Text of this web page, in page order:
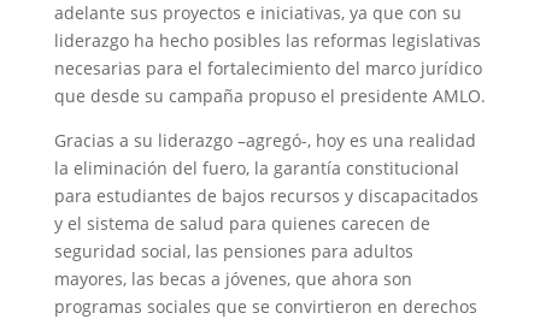
adelante sus proyectos e iniciativas, ya que con su
liderazgo ha hecho posibles las reformas legislativas
necesarias para el fortalecimiento del marco jurídico
que desde su campaña propuso el presidente AMLO.
Gracias a su liderazgo –agregó-, hoy es una realidad
la eliminación del fuero, la garantía constitucional
para estudiantes de bajos recursos y discapacitados
y el sistema de salud para quienes carecen de
seguridad social, las pensiones para adultos
mayores, las becas a jóvenes, que ahora son
programas sociales que se convirtieron en derechos